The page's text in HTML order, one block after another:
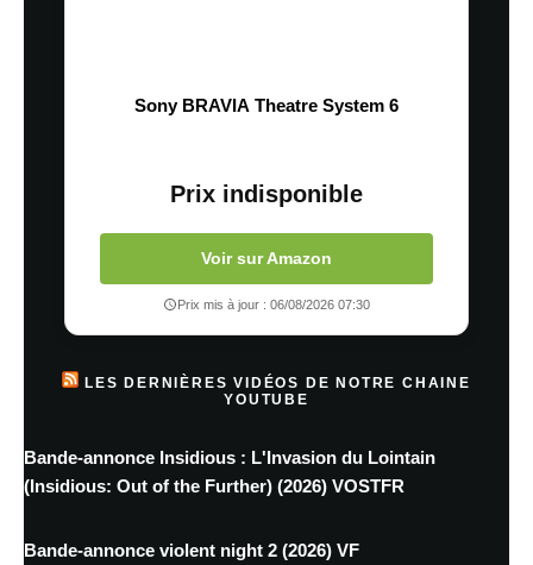
Sony BRAVIA Theatre System 6
Prix indisponible
Voir sur Amazon
Prix mis à jour : 06/08/2026 07:30
LES DERNIÈRES VIDÉOS DE NOTRE CHAINE
YOUTUBE
Bande-annonce Insidious : L'Invasion du Lointain
(Insidious: Out of the Further) (2026) VOSTFR
Bande-annonce violent night 2 (2026) VF